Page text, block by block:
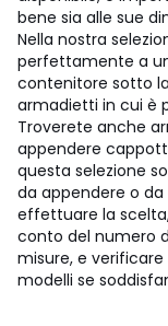
bene sia alle sue
Nella nostra
perfettamente a
contenitore sotto
armadietti in cui è
Troverete anche
appendere
questa selezione
da appendere o
effettuare la
conto del numero
misure, e
modelli se